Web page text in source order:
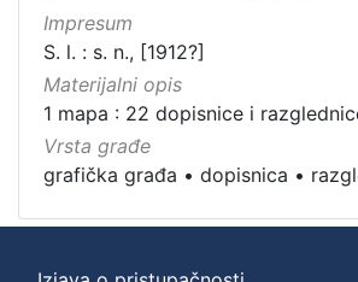
Impresum
S. l. : s. n., [1912?]
Materijalni opis
1 mapa : 22 dopisnice i
Vrsta građe
grafička građa • dopisnica •